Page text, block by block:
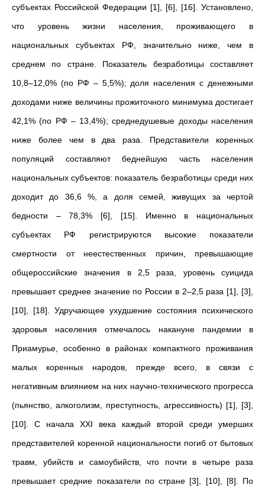
субъектах Российской Федерации [1], [6], [16]. Установлено,
что уровень жизни населения, проживающего в
национальных субъектах РФ, значительно ниже, чем в
среднем по стране. Показатель безработицы составляет
10,8–12,0% (по РФ – 5,5%); доля населения с денежными
доходами ниже величины прожиточного минимума достигает
42,1% (по РФ – 13,4%); среднедушевые доходы населения
ниже более чем в два раза. Представители коренных
популяций составляют беднейшую часть населения
национальных субъектов: показатель безработицы среди них
доходит до 36,6 %, а доля семей, живущих за чертой
бедности – 78,3% [6], [15]. Именно в национальных
субъектах РФ регистрируются высокие показатели
смертности от неестественных причин, превышающие
общероссийские значения в 2,5 раза, уровень суицида
превышает среднее значение по России в 2–2,5 раза [1], [3],
[10], [18]. Удручающее ухудшение состояния психического
здоровья населения отмечалось накануне пандемии в
Приамурье, особенно в районах компактного проживания
малых коренных народов, прежде всего, в связи с
негативным влиянием на них научно-технического прогресса
(пьянство, алкоголизм, преступность, агрессивность) [1], [3],
[10]. С начала XXI века каждый второй среди умерших
представителей коренной национальности погиб от бытовых
травм, убийств и самоубийств, что почти в четыре раза
превышает средние показатели по стране [3], [10], [8]. По